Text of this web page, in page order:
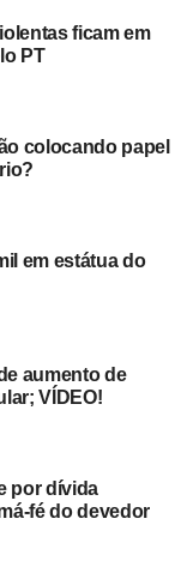
ficam em
PT
colocando papel
em estátua do
aumento de
VÍDEO!
por dívida
fé do devedor